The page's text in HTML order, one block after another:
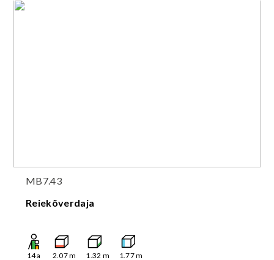
MB7.43
Reiekõverdaja
14a 2.07m 1.32 m 1.77m